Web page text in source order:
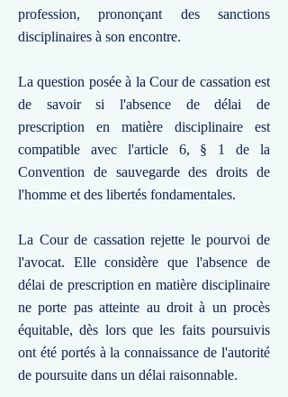
profession, prononçant des sanctions
disciplinaires à son encontre.
La question posée à la Cour de cassation est
de savoir si l'absence de délai de
prescription en matière disciplinaire est
compatible avec l'article 6, § 1 de la
Convention de sauvegarde des droits de
l'homme et des libertés fondamentales.
La Cour de cassation rejette le pourvoi de
l'avocat. Elle considère que l'absence de
délai de prescription en matière disciplinaire
ne porte pas atteinte au droit à un procès
équitable, dès lors que les faits poursuivis
ont été portés à la connaissance de l'autorité
de poursuite dans un délai raisonnable.